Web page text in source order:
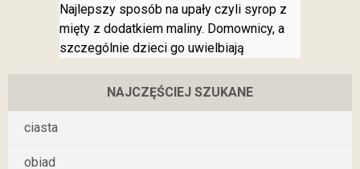
Najlepszy sposób na upały czyli syrop z
mięty z dodatkiem maliny. Domownicy, a
szczególnie dzieci go uwielbiają
NAJCZĘŚCIEJ SZUKANE
ciasta
obiad